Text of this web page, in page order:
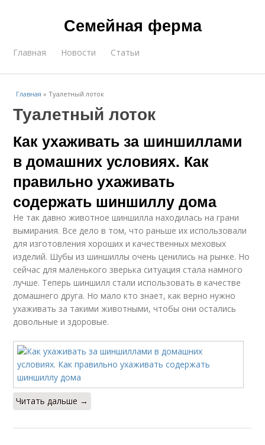
Семейная ферма
Главная Новости Статьи
Главная »Туалетный лоток
Туалетный лоток
Как ухаживать за шиншиллами
в домашних условиях. Как
правильно ухаживать
содержать шиншиллу дома
Не так давно животное шиншилла находилась на грани
вымирания. Все дело в том, что раньше их использовали
для изготовления хороших и качественных меховых
изделий. Шубы из шиншиллы очень ценились на рынке. Но
сейчас для маленького зверька ситуация стала намного
лучше. Теперь шиншилл стали использовать в качестве
домашнего друга. Но мало кто знает, как верно нужно
ухаживать за такими животными, чтобы они остались
довольные и здоровые.
Читать дальше →